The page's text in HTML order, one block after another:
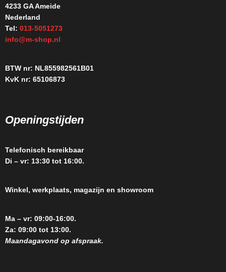
4233 GA Ameide
Nederland
Tel: 013-5051273
info@m-shop.nl
BTW nr: NL855982561B01
KvK nr: 65106873
Openingstijden
Telefonisch bereikbaar
Di – vr: 13:30 tot 16:00.
Winkel, werkplaats, magazijn en showroom
Ma – vr: 09:00-16:00.
Za: 09:00 tot 13:00.
Maandagavond op afspraak.